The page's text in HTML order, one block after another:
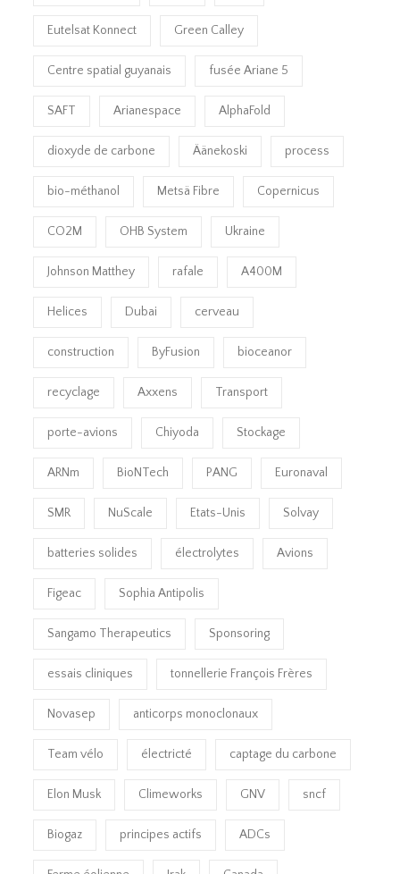
Eutelsat Konnect Green Calley
Centre spatial guyanais fusée Ariane 5
SAFT Arianespace AlphaFold
dioxyde de carbone Äänekoski process
bio-méthanol Metsä Fibre Copernicus
CO2M OHB System Ukraine
Johnson Matthey rafale A400M
Helices Dubai cerveau
construction ByFusion bioceanor
recyclage Axxens Transport
porte-avions Chiyoda Stockage
ARNm BioNTech PANG Euronaval
SMR NuScale Etats-Unis Solvay
batteries solides électrolytes Avions
Figeac Sophia Antipolis
Sangamo Therapeutics Sponsoring
essais cliniques tonnellerie François Frères
Novasep anticorps monoclonaux
Team vélo électricté captage du carbone
Elon Musk Climeworks GNV sncf
Biogaz principes actifs ADCs